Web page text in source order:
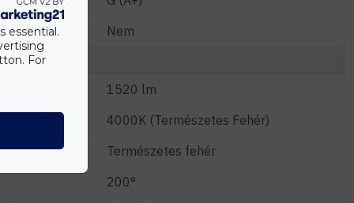
Nem
1520 lm
4000K (Természetes Fehér)
Természetes fehér
200°
essential.
For